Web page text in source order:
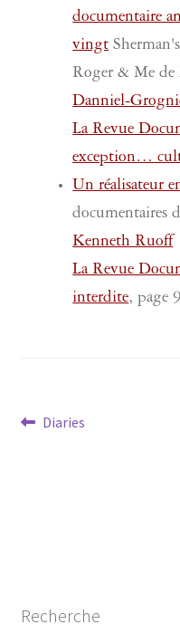
documentaire
vingt
Roger & Me
Danniel-
La Revue
exception…
Un réalisateur
documentaires
Kenneth Ruoff
La Revue
interdite, page
Navigation
Article
Diaries
Recherche